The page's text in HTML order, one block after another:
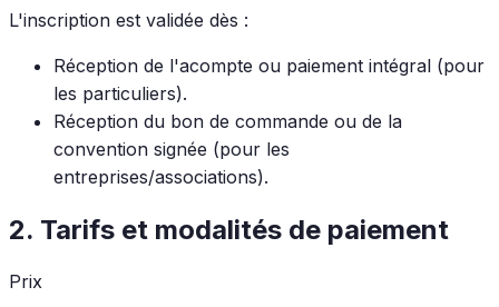
L'inscription est validée dès :
Réception de l'acompte ou paiement intégral (pour
les particuliers).
Réception du bon de commande ou de la
convention signée (pour les
entreprises/associations).
2. Tarifs et modalités de paiement
Prix